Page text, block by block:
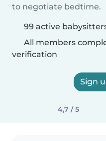
to negotiate bedtime.
99 active
All members
verification
Sign
4,7 / 5